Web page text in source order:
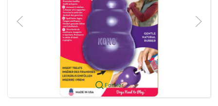
Forstør